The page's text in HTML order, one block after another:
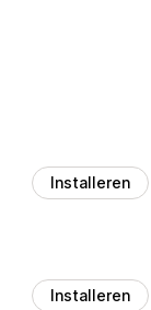
Installeren
Installeren